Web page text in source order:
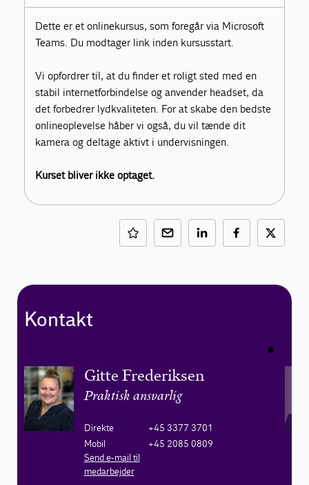
Dette er et onlinekursus, som foregår via Microsoft
Teams. Du modtager link inden kursusstart.
Vi opfordrer til, at du finder et roligt sted med en
stabil internetforbindelse og anvender headset, da
det forbedrer lydkvaliteten. For at skabe den bedste
onlineoplevelse håber vi også, du vil tænde dit
kamera og deltage aktivt i undervisningen.
Kurset bliver ikke optaget.
Kontakt
Gitte Frederiksen
Praktisk ansvarlig
Direkte
+45 3377 3701
Mobil
+45 2085 0809
Send e-mail til
medarbejder